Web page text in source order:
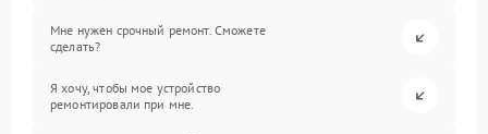
Мне нужен срочный ремонт. Сможете
сделать?
Я хочу, чтобы мое устройство
ремонтировали при мне.